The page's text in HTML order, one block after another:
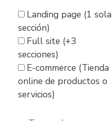
Landing page (1 sola
sección)
Full site (+3
secciones)
E-commerce (Tienda
online de productos o
servicios)